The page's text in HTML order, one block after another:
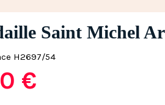
Saint Michel
H2697/54
€